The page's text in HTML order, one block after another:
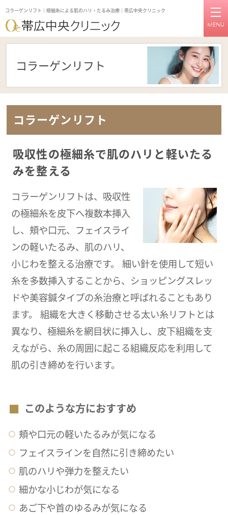
コラーゲンリフト｜極細糸による肌のハリ・たるみ治療｜帯広中央クリニック
MENU
コラーゲンリフト
コラーゲンリフト
吸収性の極細糸で肌のハリと軽いたる
みを整える
コラーゲンリフトは、吸収性
の極細糸を皮下へ複数本挿入
し、頬や口元、フェイスライ
ンの軽いたるみ、肌のハリ、
小じわを整える治療です。 細い針を使用して短い
糸を多数挿入することから、ショッピングスレッ
ドや美容鍼タイプの糸治療と呼ばれることもあり
ます。 組織を大きく移動させる太い糸リフトとは
異なり、極細糸を網目状に挿入し、皮下組織を支
えながら、糸の周囲に起こる組織反応を利用して
肌の引き締めを行います。
このような方におすすめ
頬や口元の軽いたるみが気になる
フェイスラインを自然に引き締めたい
肌のハリや弾力を整えたい
細かな小じわが気になる
あご下や首のゆるみが気になる